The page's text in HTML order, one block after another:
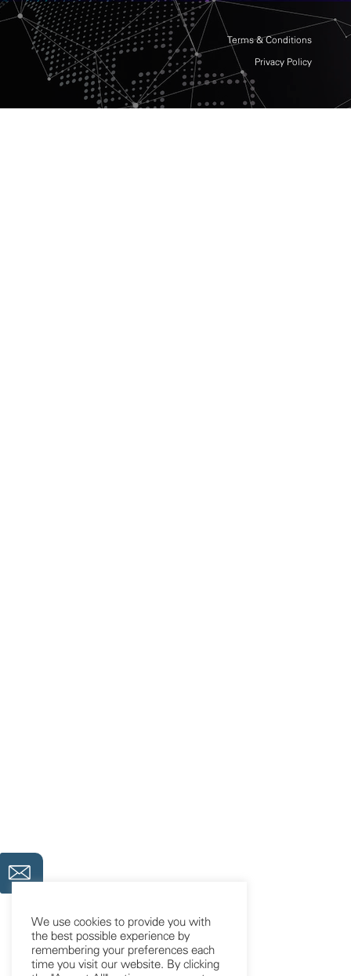
Terms & Conditions
Privacy Policy
We use cookies to provide you with
the best possible experience by
remembering your preferences each
time you visit our website. By clicking